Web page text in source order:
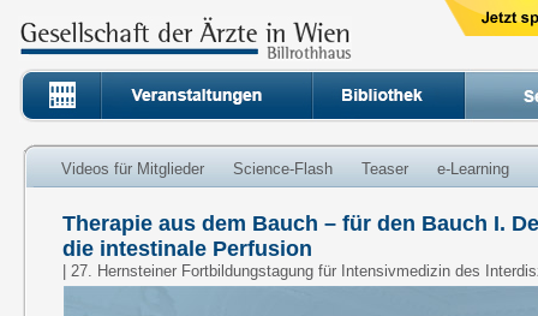
Videos für Mitglieder Science-Flash Teaser e-Learning
Therapie aus dem Bauch – für den Bauch I.
die intestinale Perfusion
| 27. Hernsteiner Fortbildungstagung für Intensivmedizin des